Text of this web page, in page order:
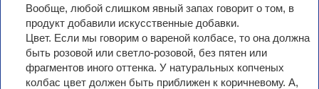
Вообще, любой слишком явный запах говорит о том, в
продукт добавили искусственные добавки.
Цвет. Если мы говорим о вареной колбасе, то она должна
быть розовой или светло-розовой, без пятен или
фрагментов иного оттенка. У натуральных копченых
колбас цвет должен быть приближен к коричневому. А,